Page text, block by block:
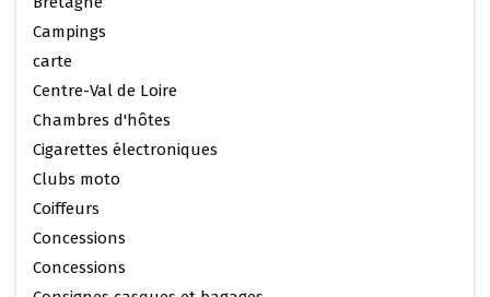
Campings
carte
Centre-Val de Loire
Chambres d'hôtes
Cigarettes électroniques
Clubs moto
Coiffeurs
Concessions
Concessions